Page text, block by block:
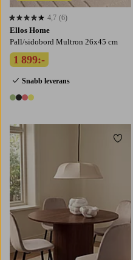
Ellos Home
Pall/sidobord Multron 26x45 cm
1 899:-
Snabb leverans
4 färger
4,7 baserat på 6 st betyg
4,7 (6)